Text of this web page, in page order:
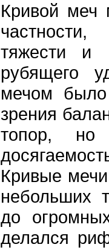
Кривой меч
тяжести и
рубящего
мечом
зрения
топор, но
Кривые
небольших
до
делался